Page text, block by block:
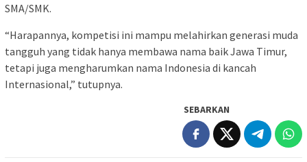
SMA/SMK.
“Harapannya, kompetisi ini mampu melahirkan generasi muda
tangguh yang tidak hanya membawa nama baik Jawa Timur,
tetapi juga mengharumkan nama Indonesia di kancah
Internasional,” tutupnya.
SEBARKAN